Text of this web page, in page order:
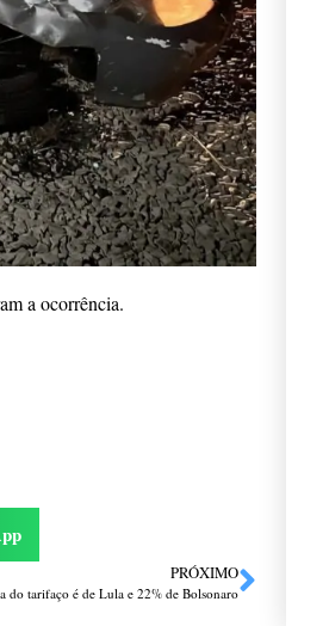
a ocorrência.
PRÓXIMO
do tarifaço é de Lula e 22% de Bolsonaro